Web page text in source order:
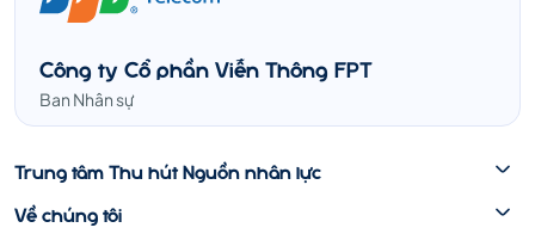
Công ty Cổ phần Viễn Thông FPT
Ban Nhân sự
Trung tâm Thu hút Nguồn nhân lực
Về chúng tôi